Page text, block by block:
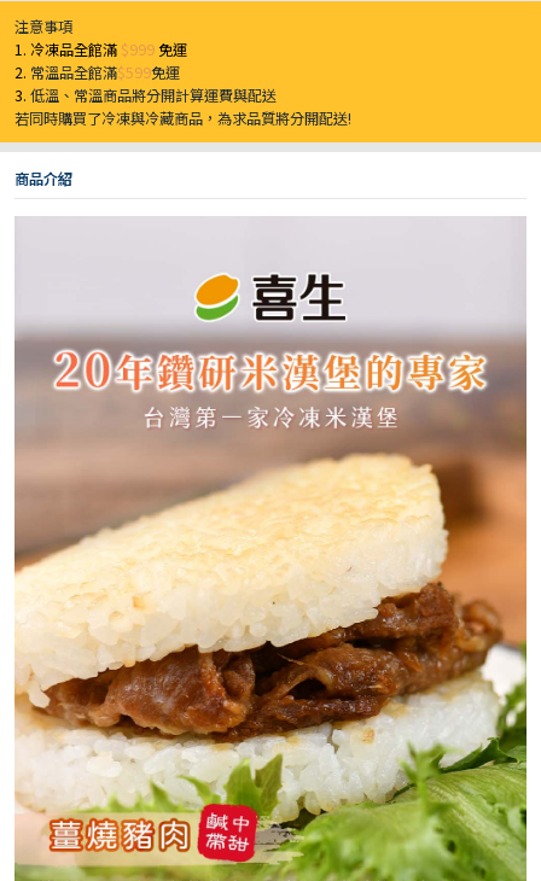
注意事項
1. 冷凍品全館滿 $999免運
2. 常溫品全館滿$599免運
3.低溫、常溫商品將分開計算運費與配送
若同時購買了冷凍與冷藏商品，為求品質將分開配送!
商品介紹